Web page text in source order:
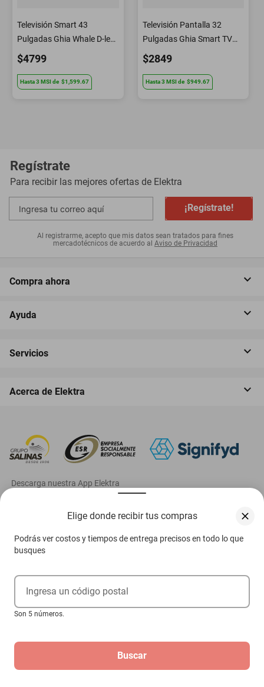
Elige donde recibir tus compras
Podrás ver costos y tiempos de entrega precisos en todo lo que
busques
Ingresa un código postal
Son 5 números.
Buscar
Televisión Smart 43
Pulgadas Ghia Whale D-led
60 Hz Wifi Dolby Audio
$4799
Hasta3 MSIde $1,599.67
Televisión Pantalla 32
Pulgadas Ghia Smart TV
DLED HD G32W25
$2849
Hasta3 MSIde $949.67
Regístrate
Para recibir las mejores ofertas de Elektra
¡Regístrate!
Al registrarme, acepto que mis datos sean tratados para fines
mercadotécnicos de acuerdo al Aviso de Privacidad
Compra ahora
Ayuda
Servicios
Acerca de Elektra
‎ Descarga nuestra App Elektra
Aviso de privacidad
Condiciones Venta Digital
Condiciones Tienda Física
navegadores
Derechos reservados 2026 Grupo Elektra